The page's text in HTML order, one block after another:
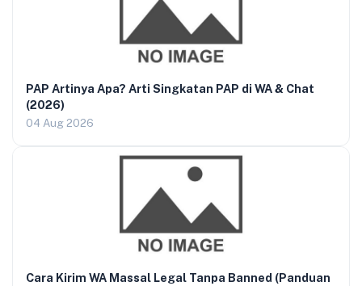
PAP Artinya Apa? Arti Singkatan PAP di WA & Chat
(2026)
04 Aug 2026
Cara Kirim WA Massal Legal Tanpa Banned (Panduan